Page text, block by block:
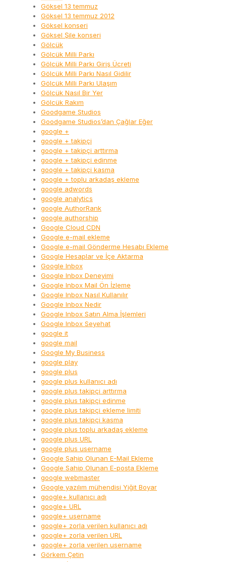
Göksel 13 temmuz
Göksel 13 temmuz 2012
Göksel konseri
Göksel Şile konseri
Gölcük
Gölcük Milli Parkı
Gölcük Milli Parkı Giriş Ücreti
Gölcük Milli Parkı Nasıl Gidilir
Gölcük Milli Parkı Ulaşım
Gölcük Nasıl Bir Yer
Gölcük Rakım
Goodgame Studios
Goodgame Studios’dan Çağlar Eğer
google +
google + takipçi
google + takipçi arttırma
google + takipçi edinme
google + takipçi kasma
google + toplu arkadaş ekleme
google adwords
google analytics
google AuthorRank
google authorship
Google Cloud CDN
Google e-mail ekleme
Google e-mail Gönderme Hesabı Ekleme
Google Hesaplar ve İçe Aktarma
Google Inbox
Google Inbox Deneyimi
Google Inbox Mail Ön İzleme
Google Inbox Nasıl Kullanılır
Google Inbox Nedir
Google Inbox Satın Alma İşlemleri
Google Inbox Seyehat
google it
google mail
Google My Business
google play
google plus
google plus kullanıcı adı
google plus takipçi arttırma
google plus takipçi edinme
google plus takipçi ekleme limiti
google plus takipçi kasma
google plus toplu arkadaş ekleme
google plus URL
google plus username
Google Sahip Olunan E-Mail Ekleme
Google Sahip Olunan E-posta Ekleme
google webmaster
Google yazılım mühendisi Yiğit Boyar
google+ kullanıcı adı
google+ URL
google+ username
google+ zorla verilen kullanıcı adı
google+ zorla verilen URL
google+ zorla verilen username
Görkem Çetin